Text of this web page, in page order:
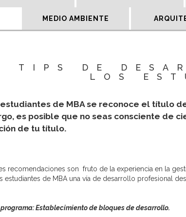
MEDIO AMBIENTE
TIPS DE
LOS
de MBA se reconoce el título
es posible que no seas consciente de
de tu título.
recomendaciones son fruto de la experiencia en la
estudiantes de MBA una vía de desarrollo profesional
Establecimiento de bloques de desarrollo.